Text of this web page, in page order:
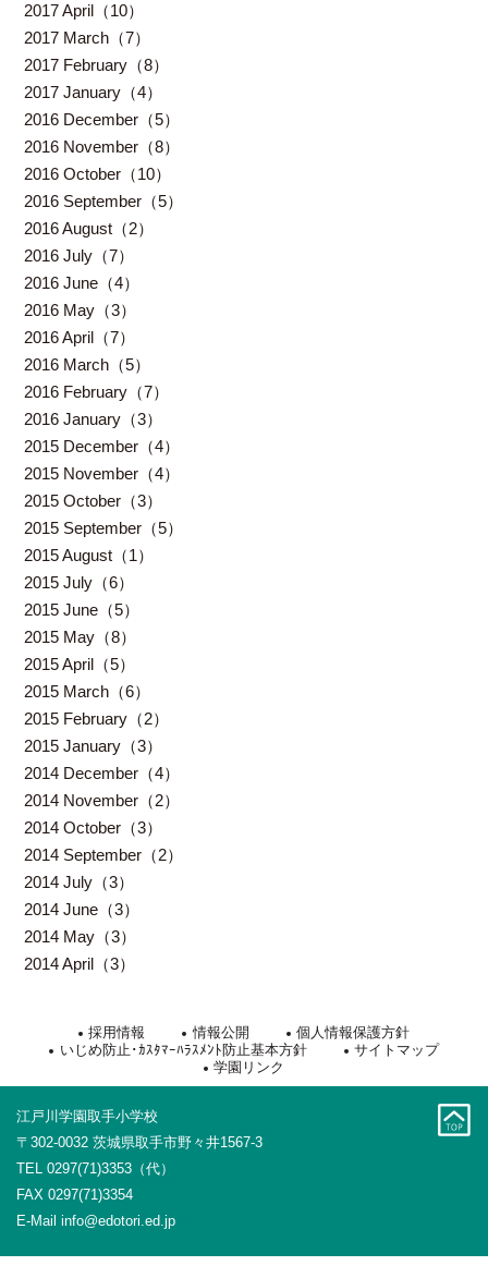
2017 April（10）
2017 March（7）
2017 February（8）
2017 January（4）
2016 December（5）
2016 November（8）
2016 October（10）
2016 September（5）
2016 August（2）
2016 July（7）
2016 June（4）
2016 May（3）
2016 April（7）
2016 March（5）
2016 February（7）
2016 January（3）
2015 December（4）
2015 November（4）
2015 October（3）
2015 September（5）
2015 August（1）
2015 July（6）
2015 June（5）
2015 May（8）
2015 April（5）
2015 March（6）
2015 February（2）
2015 January（3）
2014 December（4）
2014 November（2）
2014 October（3）
2014 September（2）
2014 July（3）
2014 June（3）
2014 May（3）
2014 April（3）
江戸川学園取手小学校
〒302-0032 茨城県取手市野々井1567-3
TEL 0297(71)3353（代）
FAX 0297(71)3354
E-Mail info@edotori.ed.jp
採用情報 情報公開
個人情報保護方針
いじめ防止･ｶｽﾀﾏｰﾊﾗｽﾒﾝﾄ防止基本方針
サイトマップ
学園リンク